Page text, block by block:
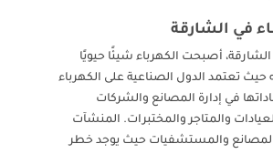
في الشارقة
أصبحت الكهرباء شيئًا حيويًا
حيث تعتمد الدول الصناعية على الكهرباء
في إدارة المصانع والشركات
والمتاجر والمختبرات. المنشآت
والمستشفيات حيث يوجد خطر